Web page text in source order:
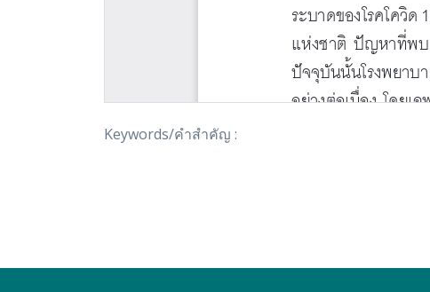
Keywords/คำสำคัญ :